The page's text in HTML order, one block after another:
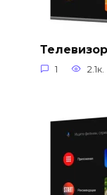
1 2.1к.